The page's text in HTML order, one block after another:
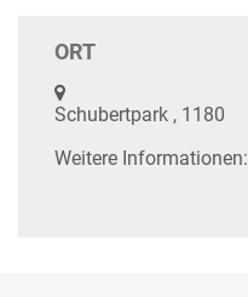
ORT
Schubertpark , 1180
Weitere Informationen: